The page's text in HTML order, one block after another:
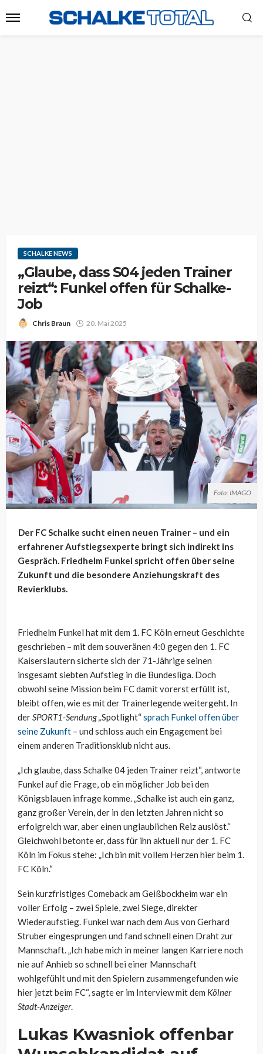
SCHALKE NEWS
„Glaube, dass S04 jeden Trainer
reizt“: Funkel offen für Schalke-
Job
Chris Braun 20. Mai 2025
Foto: IMAGO
Der FC Schalke sucht einen neuen Trainer – und ein
erfahrener Aufstiegsexperte bringt sich indirekt ins
Gespräch. Friedhelm Funkel spricht offen über seine
Zukunft und die besondere Anziehungskraft des
Revierklubs.
Friedhelm Funkel hat mit dem 1. FC Köln erneut Geschichte
geschrieben – mit dem souveränen 4:0 gegen den 1. FC
Kaiserslautern sicherte sich der 71-Jährige seinen
insgesamt siebten Aufstieg in die Bundesliga. Doch
obwohl seine Mission beim FC damit vorerst erfüllt ist,
bleibt offen, wie es mit der Trainerlegende weitergeht. In
derSPORT1-Sendung „Spotlight“sprach Funkel offen über
seine Zukunft – und schloss auch ein Engagement bei
einem anderen Traditionsklub nicht aus.
„Ich glaube, dass Schalke 04 jeden Trainer reizt“, antworte
Funkel auf die Frage, ob ein möglicher Job bei den
Königsblauen infrage komme. „Schalke ist auch ein ganz,
ganz großer Verein, der in den letzten Jahren nicht so
erfolgreich war, aber einen unglaublichen Reiz auslöst.“
Gleichwohl betonte er, dass für ihn aktuell nur der 1. FC
Köln im Fokus stehe: „Ich bin mit vollem Herzen hier beim 1.
FC Köln.“
Sein kurzfristiges Comeback am Geißbockheim war ein
voller Erfolg – zwei Spiele, zwei Siege, direkter
Wiederaufstieg. Funkel war nach dem Aus von Gerhard
Struber eingesprungen und fand schnell einen Draht zur
Mannschaft. „Ich habe mich in meiner langen Karriere noch
nie auf Anhieb so schnell bei einer Mannschaft
wohlgefühlt und mit den Spielern zusammengefunden wie
hier jetzt beim FC“, sagte er im Interview mit dem Kölner
Stadt-Anzeiger.
Lukas Kwasniok offenbar